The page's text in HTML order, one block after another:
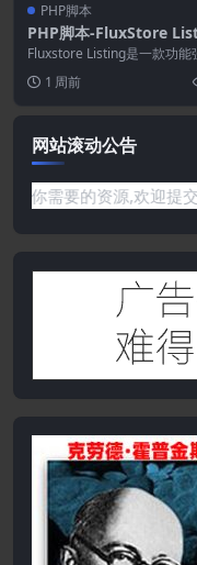
PHP脚本
PHP脚本-FluxStore
6.3.0–Flutter提供的最
录WooCommerce应用
Fluxstore Listing是一款功能
的应用程序，可让您快速轻松
您...1 周前
网站滚动公告
网站没有你需要的资